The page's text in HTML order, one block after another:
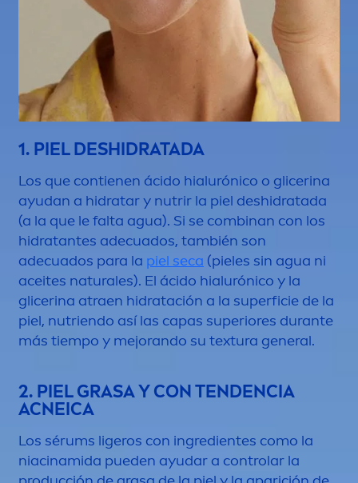
1. PIEL DESHIDRATADA
Los que contienen ácido hialurónico o glicerina
ayudan a hidratar y nutrir la piel deshidratada
(a la que le falta agua). Si se combinan con los
hidratantes adecuados, también son
adecuados para la piel seca (pieles sin agua ni
aceites naturales). El ácido hialurónico y la
glicerina atraen hidratación a la superficie de la
piel, nutriendo así las capas superiores durante
más tiempo y mejorando su textura general.
2. PIEL GRASA Y CON TENDENCIA
ACNEICA
Los sérums ligeros con ingredientes como la
niacinamida pueden ayudar a controlar la